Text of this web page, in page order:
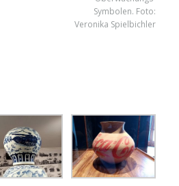
Symbolen. Foto:
Veronika Spielbichler